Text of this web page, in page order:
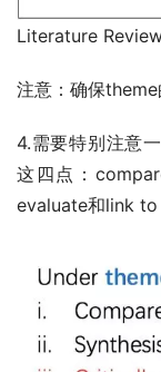
Literature
注意：确保
4.需要特别注意
这四点：
evaluate和link to